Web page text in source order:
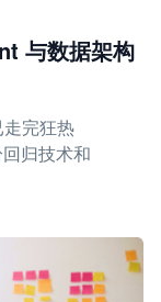
与数据架构
完狂热
归技术和